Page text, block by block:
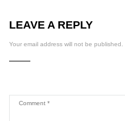
LEAVE A REPLY
Your email address will not be published.